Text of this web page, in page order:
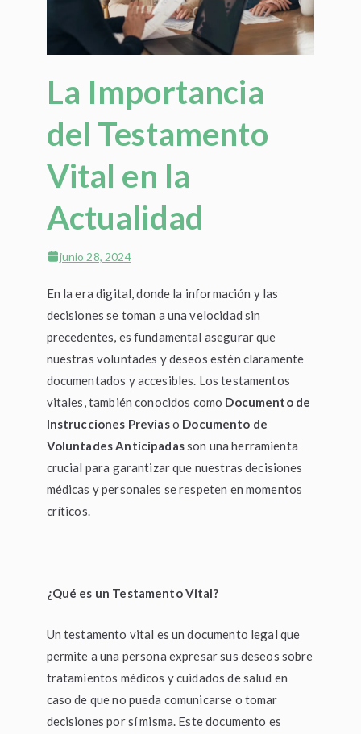
La Importancia
del Testamento
Vital en la
Actualidad
junio 28, 2024
En la era digital, donde la información y las
decisiones se toman a una velocidad sin
precedentes, es fundamental asegurar que
nuestras voluntades y deseos estén claramente
documentados y accesibles. Los testamentos
vitales, también conocidos como Documento de
Instrucciones Previaso Documento de
Voluntades Anticipadasson una herramienta
crucial para garantizar que nuestras decisiones
médicas y personales se respeten en momentos
críticos.
¿Qué es un Testamento Vital?
Un testamento vital es un documento legal que
permite a una persona expresar sus deseos sobre
tratamientos médicos y cuidados de salud en
caso de que no pueda comunicarse o tomar
decisiones por sí misma. Este documento es